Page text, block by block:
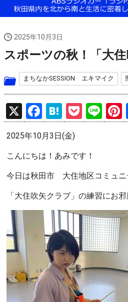
2025年10月3日
スポーツの秋！「大住
まちなかSESSION エキマイク
X
F
a
ce
b
o
o
k
H
at
e
n
a
P
o
et
Li
n
t
2025年10月3日(金)
こんにちは！あみです！
今日は秋田市 大住地区コミュニ
「大住吹矢クラブ」の練習にお